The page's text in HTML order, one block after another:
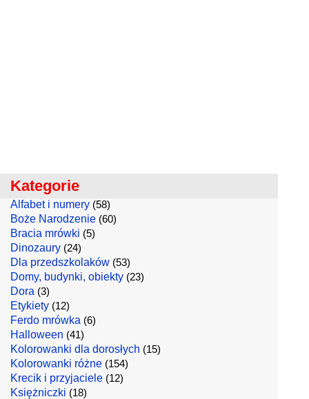
Kategorie
Alfabet i numery (58)
Boże Narodzenie (60)
Bracia mrówki (5)
Dinozaury (24)
Dla przedszkolaków (53)
Domy, budynki, obiekty (23)
Dora (3)
Etykiety (12)
Ferdo mrówka (6)
Halloween (41)
Kolorowanki dla dorosłych (15)
Kolorowanki różne (154)
Krecik i przyjaciele (12)
Księżniczki (18)